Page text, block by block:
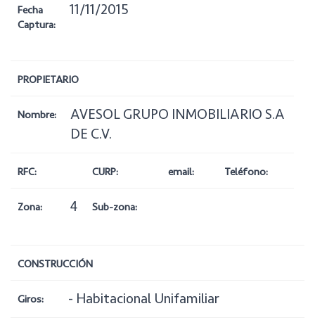
Fecha
Captura:
11/11/2015
PROPIETARIO
Nombre:
AVESOL GRUPO INMOBILIARIO S.A
DE C.V.
RFC: CURP: email: Teléfono:
Zona: 4 Sub-zona:
CONSTRUCCIÓN
Giros: - Habitacional Unifamiliar